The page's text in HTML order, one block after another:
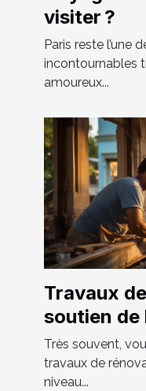
visiter ?
Paris reste l’une
incontournables
amoureux...
Travaux
soutien de
Très souvent,
travaux de
niveau...